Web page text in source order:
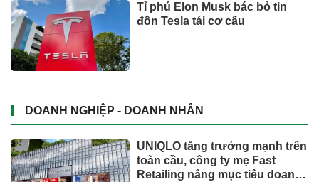
Tỉ phú Elon Musk bác bỏ tin
đồn Tesla tái cơ cấu
DOANH NGHIỆP - DOANH NHÂN
UNIQLO tăng trưởng mạnh trên
toàn cầu, công ty mẹ Fast
Retailing nâng mục tiêu doanh